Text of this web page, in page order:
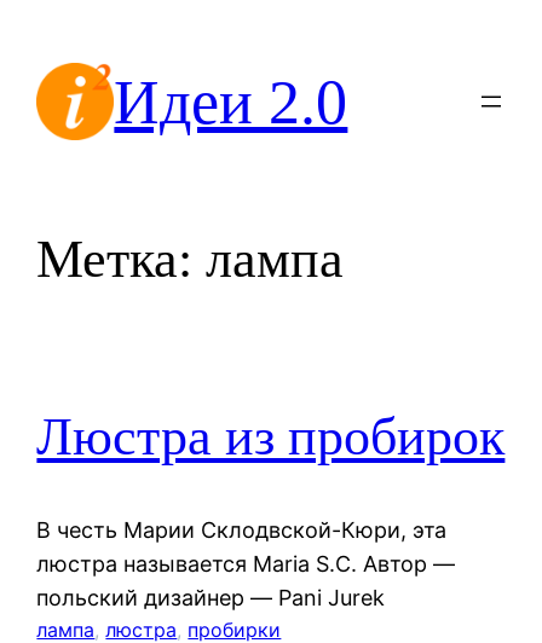
содержимомуИдеи 2.0
Метка:лампа
Люстра из пробирок
В честь Марии Склодвской-Кюри, эта
люстра называется Maria S.C. Автор —
польский дизайнер — Pani Jurek
лампа, люстра, пробирки